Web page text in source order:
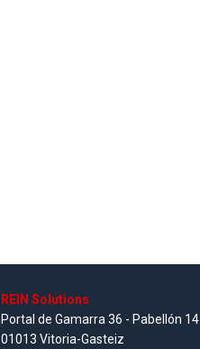
REIN Solutions
Portal de Gamarra 36 - Pabellón 14
01013 Vitoria-Gasteiz